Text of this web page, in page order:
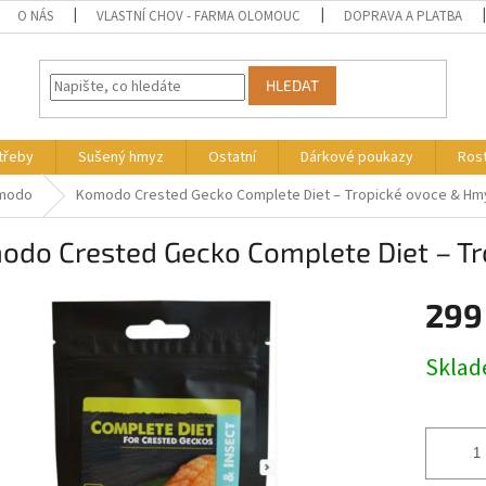
O NÁS VLASTNÍ CHOV - FARMA OLOMOUC DOPRAVA A PLATBA
HLEDAT
Sušený hmyz Ostatní Dárkové poukazy
Komodo Crested Gecko Complete Diet – Tropické ovoce &
Crested Gecko Complete Diet –
cena: